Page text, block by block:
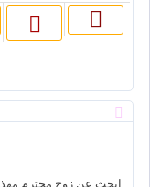
ابحث عن زوج محترم